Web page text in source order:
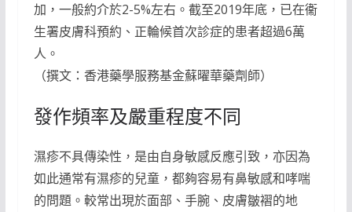
加，一般約介於2-5%左右。截至2019年底，已在衞
生署皮膚科預約、正輪候首次診症的患者超過6萬
人。
（撰文：香港藥學服務基金蘇曜華藥劑師）
發作頻率及嚴重程度不同
濕疹不具傳染性，是由自身敏感反應引致，亦因為
如此通常有濕疹的兒童，都夠容易有鼻敏感和哮喘
的問題。較常出現於面部、手腕、皮膚皺褶的地